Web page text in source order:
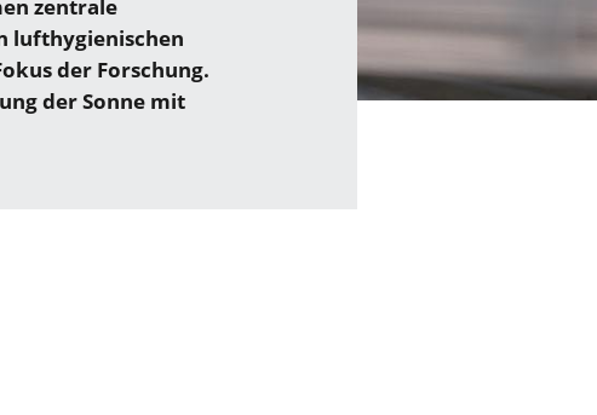
zentrale
lufthygienischen
der Forschung.
der Sonne mit